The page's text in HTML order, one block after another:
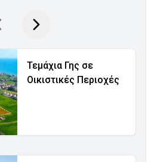
Τεμάχια Γης σε
Οικιστικές Περιοχές